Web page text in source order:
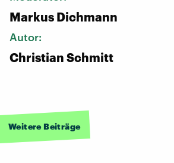
Markus Dichmann
Autor:
Christian Schmitt
Weitere Beiträge